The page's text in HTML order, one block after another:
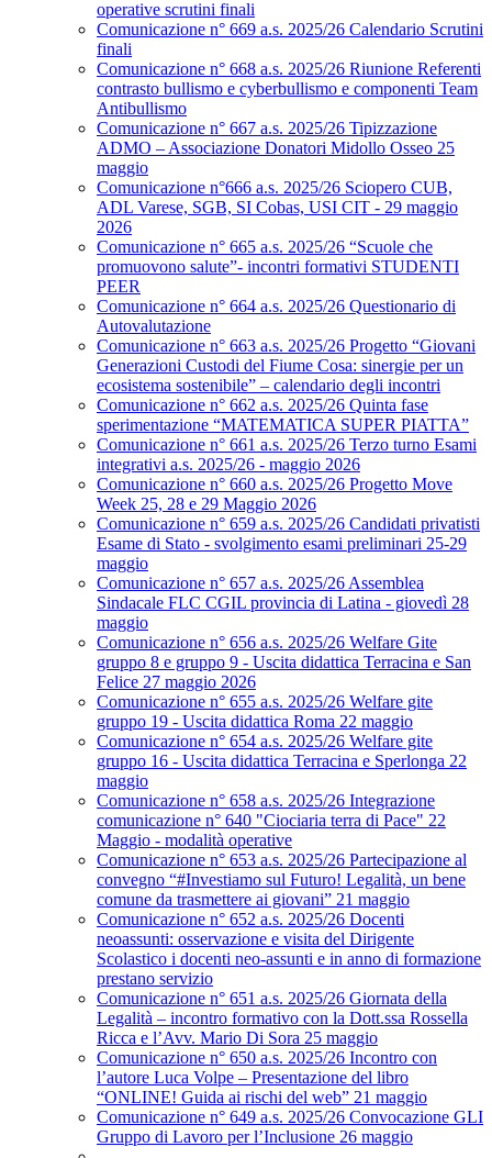
operative scrutini finali
Comunicazione n° 669 a.s. 2025/26 Calendario Scrutini
finali
Comunicazione n° 668 a.s. 2025/26 Riunione Referenti
contrasto bullismo e cyberbullismo e componenti Team
Antibullismo
Comunicazione n° 667 a.s. 2025/26 Tipizzazione
ADMO – Associazione Donatori Midollo Osseo 25
maggio
Comunicazione n°666 a.s. 2025/26 Sciopero CUB,
ADL Varese, SGB, SI Cobas, USI CIT - 29 maggio
2026
Comunicazione n° 665 a.s. 2025/26 “Scuole che
promuovono salute”- incontri formativi STUDENTI
PEER
Comunicazione n° 664 a.s. 2025/26 Questionario di
Autovalutazione
Comunicazione n° 663 a.s. 2025/26 Progetto “Giovani
Generazioni Custodi del Fiume Cosa: sinergie per un
ecosistema sostenibile” – calendario degli incontri
Comunicazione n° 662 a.s. 2025/26 Quinta fase
sperimentazione “MATEMATICA SUPER PIATTA”
Comunicazione n° 661 a.s. 2025/26 Terzo turno Esami
integrativi a.s. 2025/26 - maggio 2026
Comunicazione n° 660 a.s. 2025/26 Progetto Move
Week 25, 28 e 29 Maggio 2026
Comunicazione n° 659 a.s. 2025/26 Candidati privatisti
Esame di Stato - svolgimento esami preliminari 25-29
maggio
Comunicazione n° 657 a.s. 2025/26 Assemblea
Sindacale FLC CGIL provincia di Latina - giovedì 28
maggio
Comunicazione n° 656 a.s. 2025/26 Welfare Gite
gruppo 8 e gruppo 9 - Uscita didattica Terracina e San
Felice 27 maggio 2026
Comunicazione n° 655 a.s. 2025/26 Welfare gite
gruppo 19 - Uscita didattica Roma 22 maggio
Comunicazione n° 654 a.s. 2025/26 Welfare gite
gruppo 16 - Uscita didattica Terracina e Sperlonga 22
maggio
Comunicazione n° 658 a.s. 2025/26 Integrazione
comunicazione n° 640 "Ciociaria terra di Pace" 22
Maggio - modalità operative
Comunicazione n° 653 a.s. 2025/26 Partecipazione al
convegno “#Investiamo sul Futuro! Legalità, un bene
comune da trasmettere ai giovani” 21 maggio
Comunicazione n° 652 a.s. 2025/26 Docenti
neoassunti: osservazione e visita del Dirigente
Scolastico i docenti neo-assunti e in anno di formazione
prestano servizio
Comunicazione n° 651 a.s. 2025/26 Giornata della
Legalità – incontro formativo con la Dott.ssa Rossella
Ricca e l’Avv. Mario Di Sora 25 maggio
Comunicazione n° 650 a.s. 2025/26 Incontro con
l’autore Luca Volpe – Presentazione del libro
“ONLINE! Guida ai rischi del web” 21 maggio
Comunicazione n° 649 a.s. 2025/26 Convocazione GLI
Gruppo di Lavoro per l’Inclusione 26 maggio